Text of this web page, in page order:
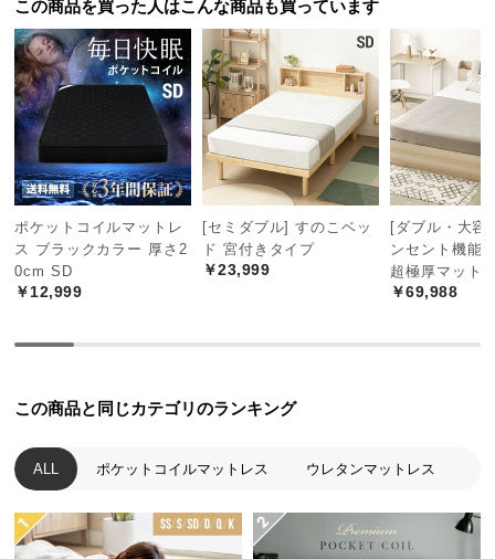
中
型
商
品
の
配
送
に
い
て
型
の
送
に
つ
い
超極厚25㎝が生む抜群の安定感
マットレスは厚みが増すほどにクッション性が上が
り、大柄な方でも底に付く心配がありません。
この商品を買った人はこんな商品も買っています
ポケットコイルマットレ
ス ブラックカラー 厚さ2
0cm SD
￥12,999
[セミダブル] すのこベッ
ド 宮付きタイプ
￥23,999
[ダブル・大容
ンセント機能
超極厚マット
￥69,988
この商品と同じカテゴリのランキング
ALL ポケットコイルマットレス ウレタンマットレス